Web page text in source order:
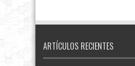
ARTÍCULOS RECIENTES